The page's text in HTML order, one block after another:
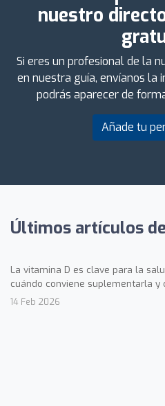
nuestro
Si eres un profesional de la
en nuestra guía, envíanos la
podrás aparecer de
Añade tu
Últimos artículos
La vitamina D es clave para la
cuándo conviene suplementarla y
14 Feb 2026